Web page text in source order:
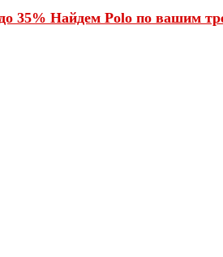
35% Найдем Polo по вашим